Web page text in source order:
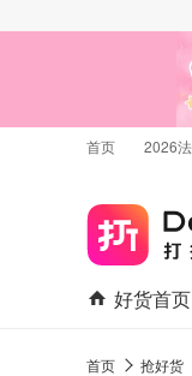
首页 2026
好货首页
首页 抢好货